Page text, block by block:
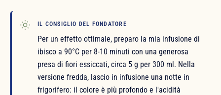
IL CONSIGLIO DEL FONDATORE
Per un effetto ottimale, preparo la mia infusione di
ibisco a 90°C per 8-10 minuti con una generosa
presa di fiori essiccati, circa 5 g per 300 ml. Nella
versione fredda, lascio in infusione una notte in
frigorifero: il colore è più profondo e l'acidità